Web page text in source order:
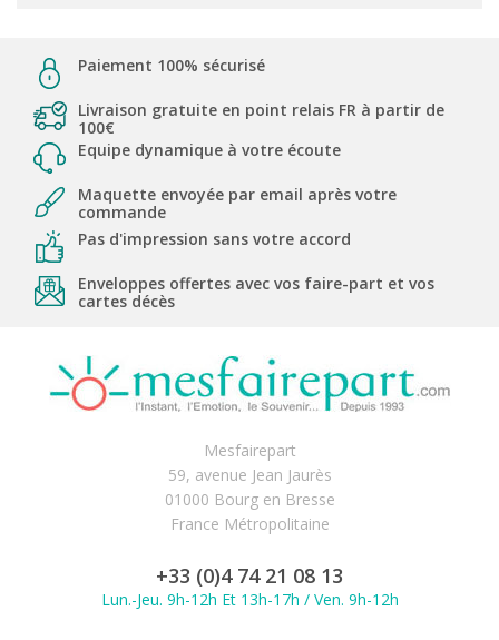
Paiement 100% sécurisé
Livraison gratuite en point relais FR à partir de
100€
Equipe dynamique à votre écoute
Maquette envoyée par email après votre
commande
Pas d'impression sans votre accord
Enveloppes offertes avec vos faire-part et vos
cartes décès
Mesfairepart
59, avenue Jean Jaurès
01000 Bourg en Bresse
France Métropolitaine
+33 (0)4 74 21 08 13
Lun.-Jeu. 9h-12h Et 13h-17h / Ven. 9h-12h